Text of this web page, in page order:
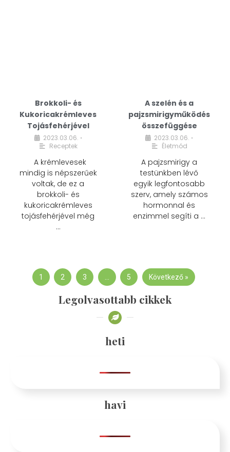
Brokkoli- és
Kukoricakrémleves
Tojásfehérjével
2023.03.06. •
Receptek
A krémlevesek
mindig is népszerűek
voltak, de ez a
brokkoli- és
kukoricakrémleves
tojásfehérjével még
…
A szelén és a
pajzsmirigyműködés
összefüggése
2023.03.06. •
Életmód
A pajzsmirigy a
testünkben lévő
egyik legfontosabb
szerv, amely számos
hormonnal és
enzimmel segíti a …
1 2 3 … 5 Következő »
Legolvasottabb cikkek
heti
havi